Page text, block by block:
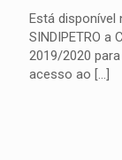
Está disponível
SINDIPETRO a
2019/2020
acesso ao […]